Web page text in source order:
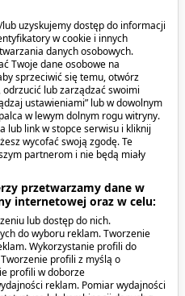
u dorosłych i
z zapaleniem
infekcjami bakteryjnymi
w wodzie
zapobiec nawrotom
wyrobu przez
leczenie należy pić 3
3 dni kuracji, przez
2 saszetki w ciągu dnia.
uzyskujemy dostęp do informacji
w cookie i innych
danych osobowych.
Twoje dane osobowe na
sprzeciwić się temu, otwórz
lub zarządzać swoimi
ustawieniami” lub w dowolnym
w lewym dolnym rogu witryny.
lub link w stopce serwisu i kliknij
wycofać swoją zgodę. Te
partnerom i nie będą miały
przetwarzamy dane w
internetowej oraz w celu:
lub dostęp do nich.
do wyboru reklam. Tworzenie
Wykorzystanie profili do
profili z myślą o
profili w doborze
reklam. Pomiar wydajności